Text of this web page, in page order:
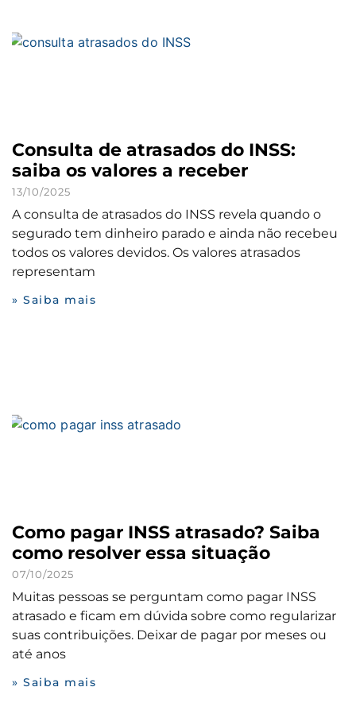
Consulta de atrasados do INSS:
saiba os valores a receber
13/10/2025
A consulta de atrasados do INSS revela quando o
segurado tem dinheiro parado e ainda não recebeu
todos os valores devidos. Os valores atrasados
representam
» Saiba mais
Como pagar INSS atrasado? Saiba
como resolver essa situação
07/10/2025
Muitas pessoas se perguntam como pagar INSS
atrasado e ficam em dúvida sobre como regularizar
suas contribuições. Deixar de pagar por meses ou
até anos
» Saiba mais